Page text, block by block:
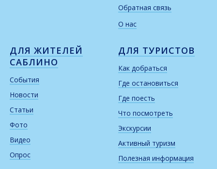
Обратная связь
О нас
ДЛЯ ЖИТЕЛЕЙ
САБЛИНО
События
Новости
Статьи
Фото
Видео
Опрос
ДЛЯ ТУРИСТОВ
Как добраться
Где остановиться
Где поесть
Что посмотреть
Экскурсии
Активный туризм
Полезная информация